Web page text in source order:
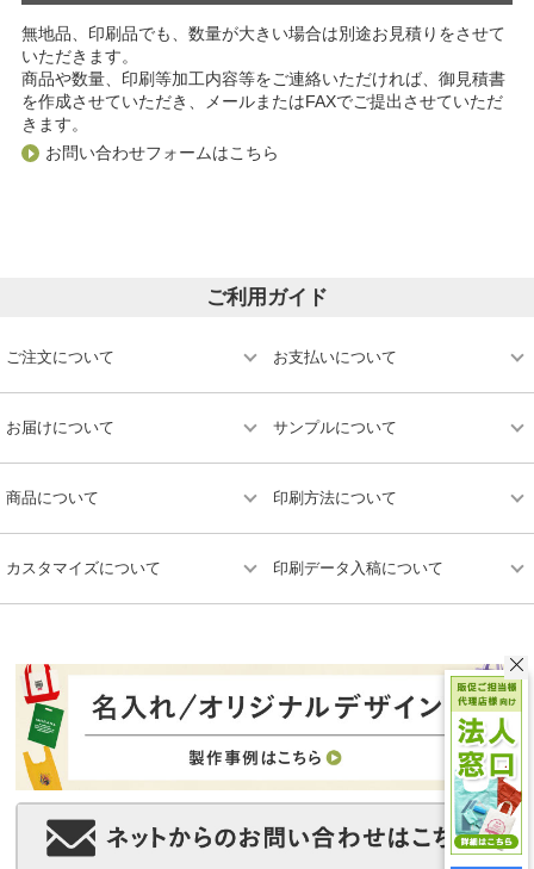
無地品、印刷品でも、数量が大きい場合は別途お見積りをさせて
いただきます。
商品や数量、印刷等加工内容等をご連絡いただければ、御見積書
を作成させていただき、メールまたはFAXでご提出させていただ
きます。
お問い合わせフォームはこちら
ご利用ガイド
ご注文について お支払いについて
お届けについて サンプルについて
商品について 印刷方法について
カスタマイズについて 印刷データ入稿について